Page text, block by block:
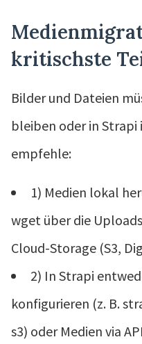
kritischste
Bilder und Dateien
bleiben oder in
empfehle:
1) Medien lokal
wget über die
Cloud-Storage (S3,
2) In Strapi
konfigurieren (z. B.
s3) oder Medien via